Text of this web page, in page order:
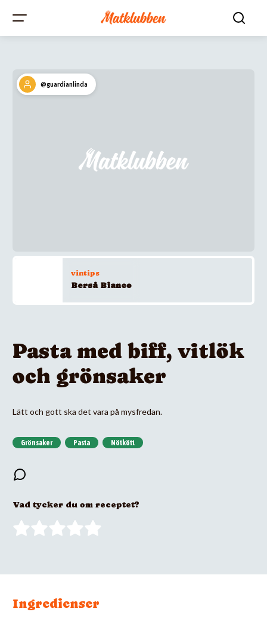
@guardianlinda
vintips
Berså Bianco
Pasta med biff, vitlök
och grönsaker
Lätt och gott ska det vara på mysfredan.
Grönsaker Pasta Nötkött
Vad tycker du om receptet?
Ingredienser